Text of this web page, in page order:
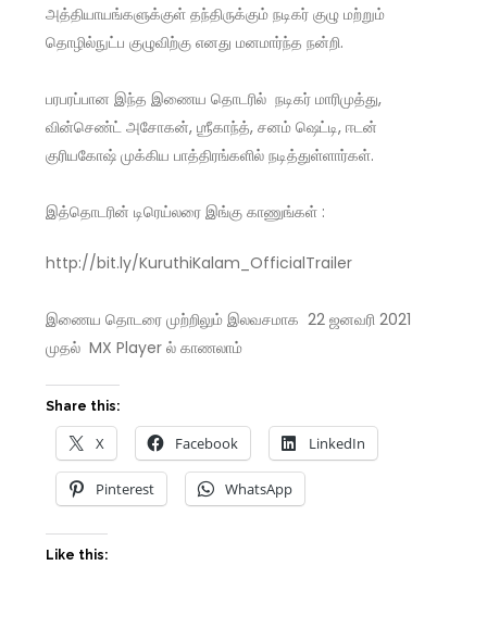
அத்தியாயங்களுக்குள் தந்திருக்கும் நடிகர் குழு மற்றும்
தொழில்நுட்ப குழுவிற்கு எனது மனமார்ந்த நன்றி.
பரபரப்பான இந்த இணைய தொடரில் நடிகர் மாரிமுத்து,
வின்செண்ட் அசோகன், ஶ்ரீகாந்த், சனம் ஷெட்டி, ஈடன்
குரியகோஷ் முக்கிய பாத்திரங்களில் நடித்துள்ளார்கள்.
இத்தொடரின் டிரெய்லரை இங்கு காணுங்கள் :
http://bit.ly/KuruthiKalam_OfficialTrailer
இணைய தொடரை முற்றிலும் இலவசமாக 22 ஜனவரி 2021
முதல் MX Player ல் காணலாம்
Share this:
X Facebook LinkedIn
Pinterest WhatsApp
Like this: